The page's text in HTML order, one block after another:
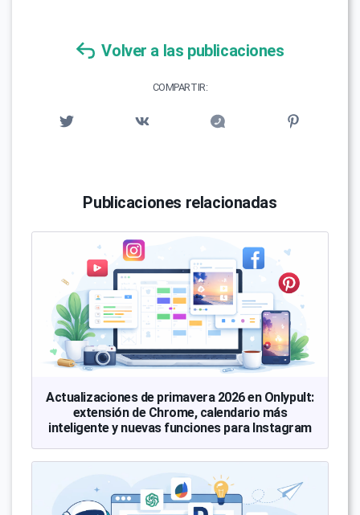
Volver a las publicaciones
COMPARTIR:
Publicaciones relacionadas
Actualizaciones de primavera 2026 en Onlypult:
extensión de Chrome, calendario más
inteligente y nuevas funciones para Instagram